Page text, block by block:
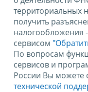
территориальных
получить
налогообложения
сервисом
По вопросам
сервисов и
России Вы можете
технической